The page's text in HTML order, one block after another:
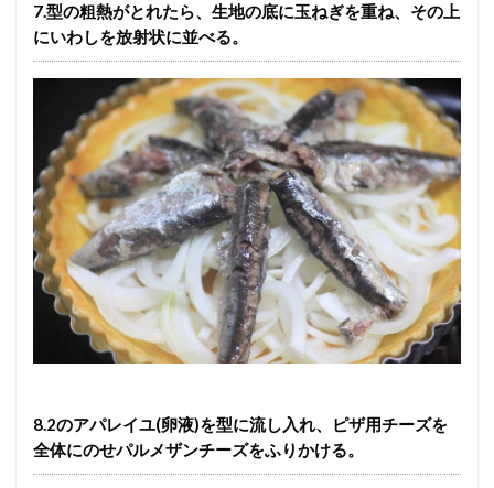
7.型の粗熱がとれたら、生地の底に玉ねぎを重ね、その上
にいわしを放射状に並べる。
8.2のアパレイユ(卵液)を型に流し入れ、ピザ用チーズを
全体にのせパルメザンチーズをふりかける。